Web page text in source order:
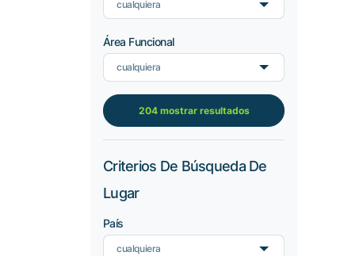
cualquiera
Área Funcional
cualquiera
204 mostrar resultados
Criterios De Búsqueda De
Lugar
País
cualquiera